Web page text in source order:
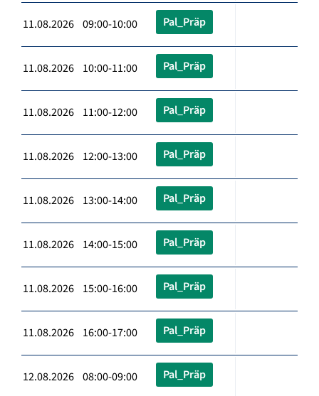
11.08.2026 09:00-10:00 Pal_Präp
11.08.2026 10:00-11:00 Pal_Präp
11.08.2026 11:00-12:00 Pal_Präp
11.08.2026 12:00-13:00 Pal_Präp
11.08.2026 13:00-14:00 Pal_Präp
11.08.2026 14:00-15:00 Pal_Präp
11.08.2026 15:00-16:00 Pal_Präp
11.08.2026 16:00-17:00 Pal_Präp
12.08.2026 08:00-09:00 Pal_Präp